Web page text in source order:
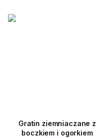
Gratin ziemniaczane z
boczkiem i ogorkiem